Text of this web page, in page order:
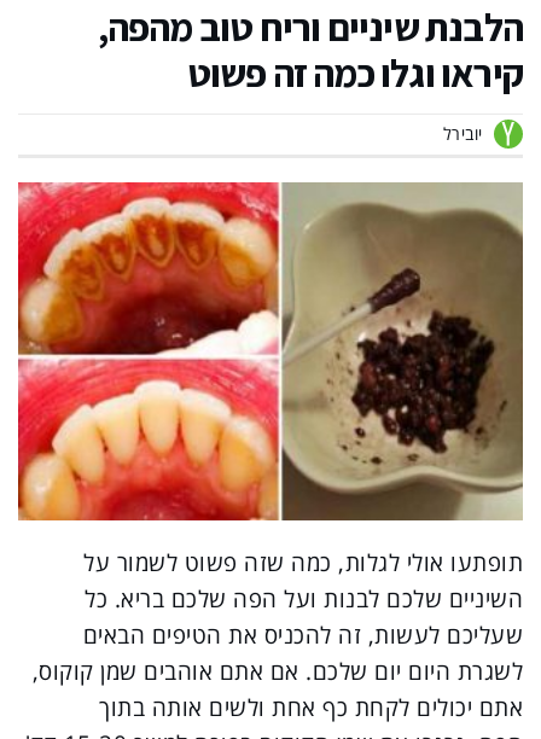
הלבנת שיניים וריח טוב מהפה,
קיראו וגלו כמה זה פשוט
יובירל
תופתעו אולי לגלות, כמה שזה פשוט לשמור על
השיניים שלכם לבנות ועל הפה שלכם בריא. כל
שעליכם לעשות, זה להכניס את הטיפים הבאים
לשגרת היום יום שלכם. אם אתם אוהבים שמן קוקוס,
אתם יכולים לקחת כף אחת ולשים אותה בתוך